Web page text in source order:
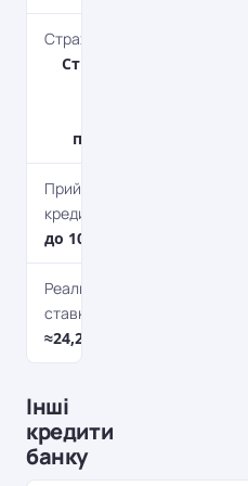
Страхування кредиту
Страхування життя
предмету застави
Прийняття рішення по
кредиту
до 10 робочих днів
Реальна відсоткова
ставка
≈24,27-33%*
Інші
кредити
банку